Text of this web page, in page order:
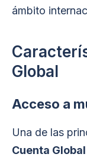
ámbito
Global
Acceso a
Una de las
Cuenta Global